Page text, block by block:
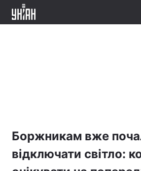
Боржникам вже
відключати світло: